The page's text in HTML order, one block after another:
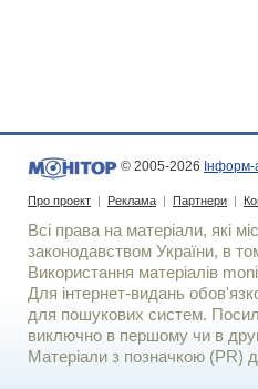
© 2005-2026 Інформ-
Про проект | Реклама | Партнери |
Всі права на матеріали, які
законодавством України, в
Використання матерiалiв
Для iнтернет-видань
для пошукових систем.
виключно в першому чи в
Матеріали з позначкою (PR)